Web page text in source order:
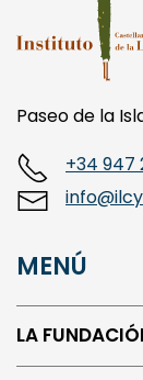
Paseo de la
+34 947
MENÚ
LA